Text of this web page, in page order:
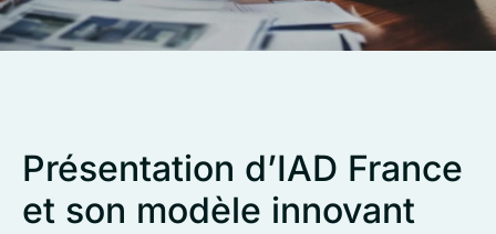
Présentation d’IAD France
et son modèle innovant